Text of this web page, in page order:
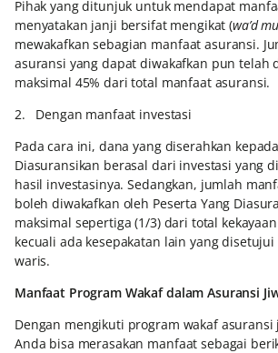
Pihak yang ditunjuk untuk mendapat
menyatakan janji bersifat mengikat (wa’d
mewakafkan sebagian manfaat asuransi.
asuransi yang dapat diwakafkan pun telah
maksimal 45% dari total manfaat asuransi.
2. Dengan manfaat investasi
Pada cara ini, dana yang diserahkan
Diasuransikan berasal dari investasi yang
hasil investasinya. Sedangkan, jumlah
boleh diwakafkan oleh Peserta Yang
maksimal sepertiga (1/3) dari total
kecuali ada kesepakatan lain yang
waris.
Manfaat Program Wakaf dalam Asuransi
Dengan mengikuti program wakaf
Anda bisa merasakan manfaat sebagai